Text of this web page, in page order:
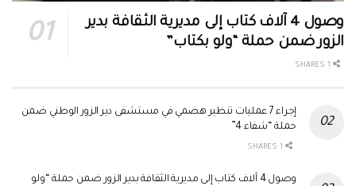
وصول 4 آلاف كتاب إلى مديرية الثقافة بدير
الزور ضمن حملة “ولو بكتاب”
إجراء 7 عمليات تنظير هضمي في مستشفى دير الزور الوطني ضمن
حملة “شفاء 4”
وصول 4 آلاف كتاب إلى مديرية الثقافة بدير الزور ضمن حملة “ولو